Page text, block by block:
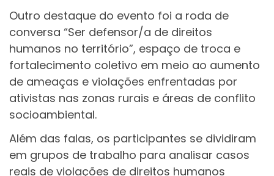
Outro destaque do evento foi a roda de
conversa “Ser defensor/a de direitos
humanos no território”, espaço de troca e
fortalecimento coletivo em meio ao aumento
de ameaças e violações enfrentadas por
ativistas nas zonas rurais e áreas de conflito
socioambiental.
Além das falas, os participantes se dividiram
em grupos de trabalho para analisar casos
reais de violações de direitos humanos